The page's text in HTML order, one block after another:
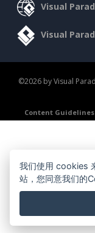
Visual
Visual
©2026 by Visual
Content Guidelines
我们使用 cookies
站，您同意我们的